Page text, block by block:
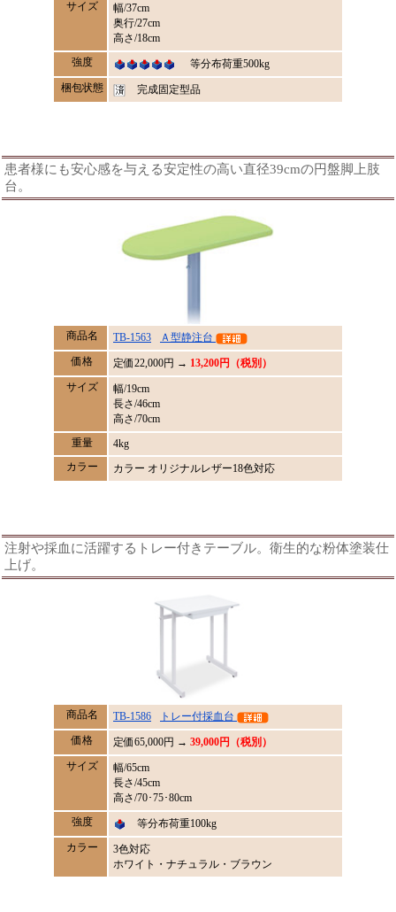
サイズ
幅/37cm
奥行/27cm
高さ/18cm
強度
等分布荷重500kg
梱包状態
完成固定型品
患者様にも安心感を与える安定性の高い直径39cmの円盤脚上肢
台。
商品名 TB-1563
Ａ型静注台
価格
定価22,000円 → 13,200円（税別）
サイズ
幅/19cm
長さ/46cm
高さ/70cm
重量
4kg
カラー
カラー オリジナルレザー18色対応
注射や採血に活躍するトレー付きテーブル。衛生的な粉体塗装仕
上げ。
商品名 TB-1586
トレー付採血台
価格
定価65,000円 → 39,000円（税別）
サイズ
幅/65cm
長さ/45cm
高さ/70･75･80cm
強度
等分布荷重100kg
カラー
3色対応
ホワイト・ナチュラル・ブラウン